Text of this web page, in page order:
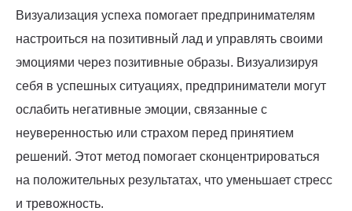
Визуализация успеха помогает предпринимателям
настроиться на позитивный лад и управлять своими
эмоциями через позитивные образы. Визуализируя
себя в успешных ситуациях, предприниматели могут
ослабить негативные эмоции, связанные с
неуверенностью или страхом перед принятием
решений. Этот метод помогает сконцентрироваться
на положительных результатах, что уменьшает стресс
и тревожность.